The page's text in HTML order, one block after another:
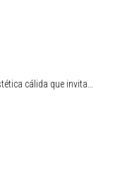
cálida que invita…